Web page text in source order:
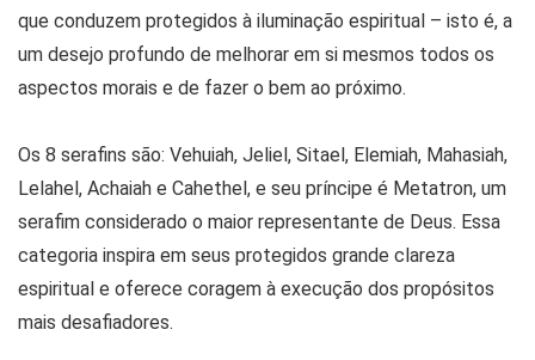
que conduzem protegidos à iluminação espiritual – isto é, a
um desejo profundo de melhorar em si mesmos todos os
aspectos morais e de fazer o bem ao próximo.
Os 8 serafins são: Vehuiah, Jeliel, Sitael, Elemiah, Mahasiah,
Lelahel, Achaiah e Cahethel, e seu príncipe é Metatron, um
serafim considerado o maior representante de Deus. Essa
categoria inspira em seus protegidos grande clareza
espiritual e oferece coragem à execução dos propósitos
mais desafiadores.